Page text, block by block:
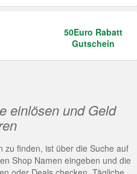
50Euro Rabatt
Gutschein
einlösen und Geld
zu finden, ist über die Suche auf
Shop Namen eingeben und die